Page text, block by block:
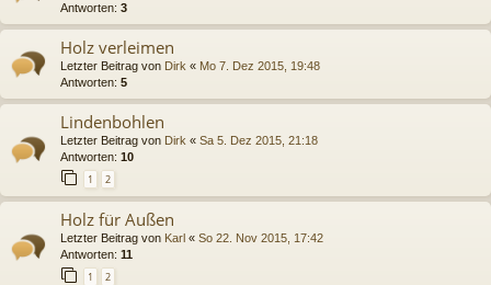
Antworten: 3
Holz verleimen
Letzter Beitrag von Dirk « Mo 7. Dez 2015, 19:48
Antworten: 5
Lindenbohlen
Letzter Beitrag von Dirk « Sa 5. Dez 2015, 21:18
Antworten: 10
1 2
Holz für Außen
Letzter Beitrag von Karl « So 22. Nov 2015, 17:42
Antworten: 11
1 2